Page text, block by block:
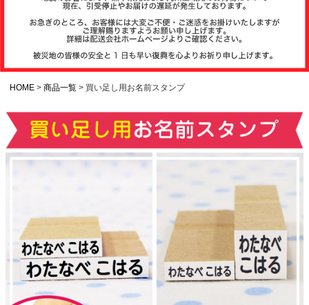
注文履歴
納期・発送方法
について
商品ガイド
会社概要
HOME 商品一覧 買い足し用お名前スタンプ